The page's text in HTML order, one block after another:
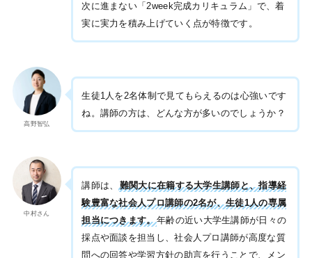
次に進まない「2week完成カリキュラム」で、着
実に実力を積み上げていく点が特徴です。
高野智弘
生徒1人を2名体制で見てもらえるのは心強いです
ね。講師の方は、どんな方が多いのでしょうか？
中村さん
講師は、
難関大に在籍する大学生講師と、指導経
験豊富な社会人プロ講師の2名が、生徒1人の専属
担当につきます。年齢の近い大学生講師が日々の
採点や面談を担当し、社会人プロ講師が高度な質
問への回答や学習方針の助言を行うことで、メン